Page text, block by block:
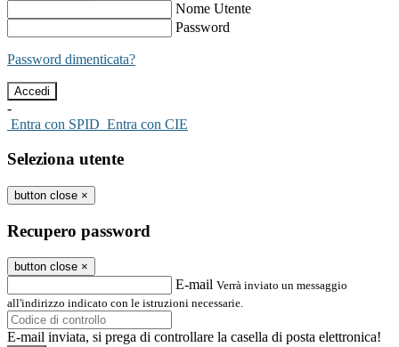
Nome Utente
Password
Password dimenticata?
-
Entra con SPID Entra con CIE
Seleziona utente
button close ×
Recupero password
button close ×
E-mail Verrà inviato un messaggio
all'indirizzo indicato con le istruzioni necessarie.
E-mail inviata, si prega di controllare la casella di posta elettronica!